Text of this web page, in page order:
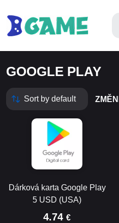
GOOGLE PLAY
Dárková karta Google Play
5 USD (USA)
4.74 €